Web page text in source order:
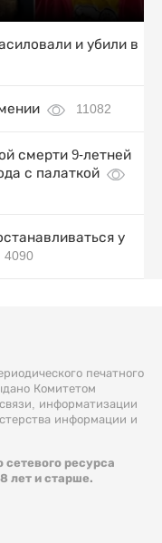
и убили в
11082
смерти 9-летней
с палаткой
у
4090
печатного
Комитетом
информатизации
информации и
ресурса
лет и старше.